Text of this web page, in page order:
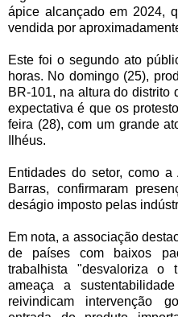
ápice alcançado em 2024,
vendida por
Este foi o segundo ato
horas. No domingo (25),
BR-101, na altura do distrito
expectativa é que os
feira (28), com um grande
Ilhéus.
Entidades do setor, como
Barras, confirmaram
deságio imposto pelas
Em nota, a associação
de países com baixos
trabalhista "desvaloriza o
ameaça a
reivindicam intervenção